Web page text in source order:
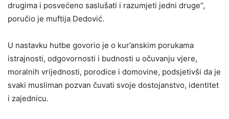
drugima i posvećeno saslušati i razumjeti jedni druge“,
poručio je muftija Dedović.
U nastavku hutbe govorio je o kur’anskim porukama
istrajnosti, odgovornosti i budnosti u očuvanju vjere,
moralnih vrijednosti, porodice i domovine, podsjetivši da je
svaki musliman pozvan čuvati svoje dostojanstvo, identitet
i zajednicu.